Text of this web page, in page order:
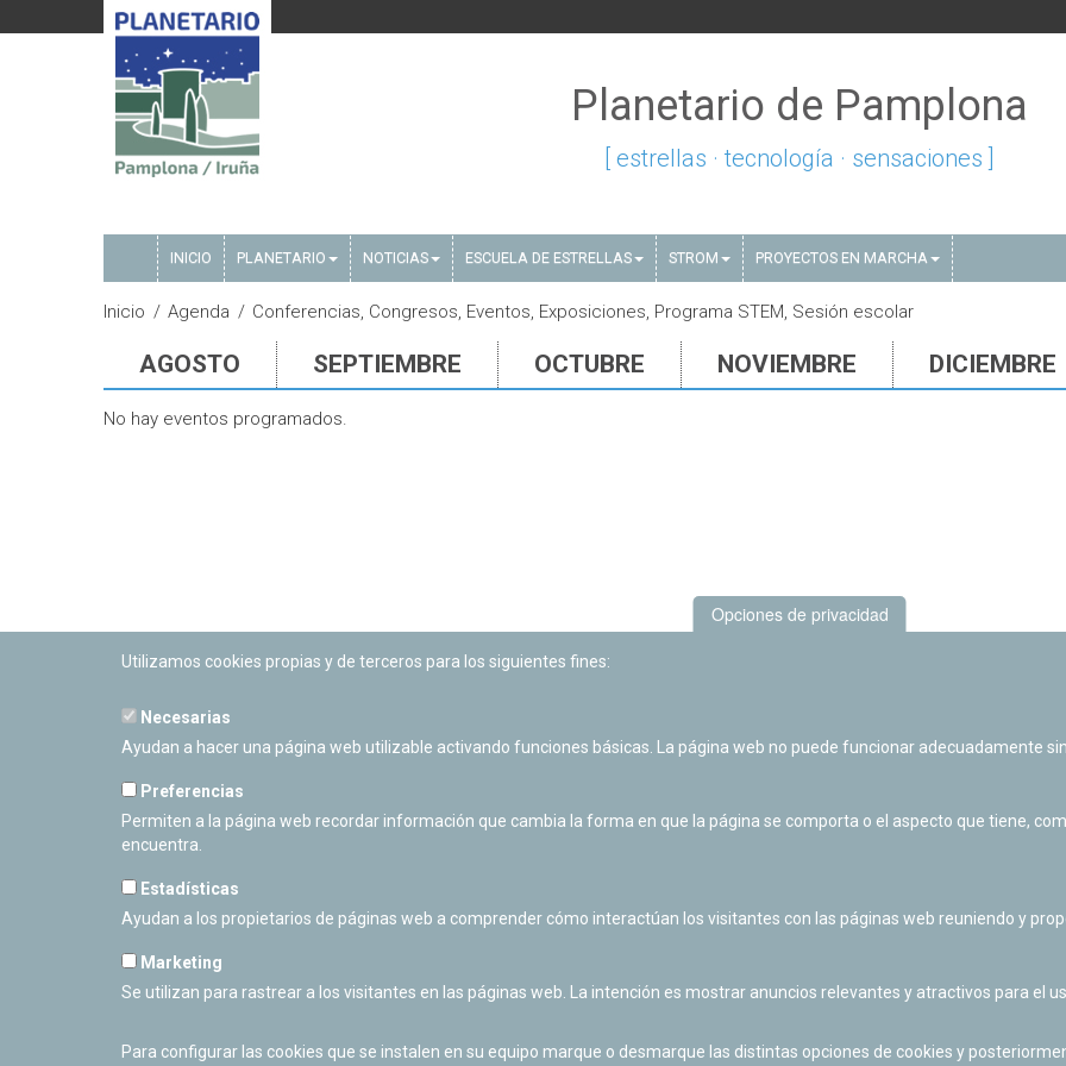
Planetario de Pamplona
[ estrellas · tecnología · sensaciones ]
INICIO PLANETARIO NOTICIAS ESCUELA DE ESTRELLAS STROM PROYECTOS EN MARCHA
Inicio Agenda Conferencias, Congresos, Eventos, Exposiciones, Programa STEM, Sesión escolar
AGOSTO SEPTIEMBRE OCTUBRE NOVIEMBRE DICIEMBRE
No hay eventos programados.
PLANETARIO DE PAMPLONA
Calle Sancho RamÃ­rez, s/n
Cerrado Temporalmente
Opciones de privacidad
Utilizamos cookies propias y de terceros para los siguientes fines:
Necesarias
Ayudan a hacer una página web utilizable activando funciones básicas. La página web no puede funcionar adecuadamente
Preferencias
Permiten a la página web recordar información que cambia la forma en que la página se comporta o el aspecto que tiene,
encuentra.
Estadísticas
Ayudan a los propietarios de páginas web a comprender cómo interactúan los visitantes con las páginas web reuniendo y
Marketing
Se utilizan para rastrear a los visitantes en las páginas web. La intención es mostrar anuncios relevantes y atractivos para el
Para configurar las cookies que se instalen en su equipo marque o desmarque las distintas opciones de cookies y